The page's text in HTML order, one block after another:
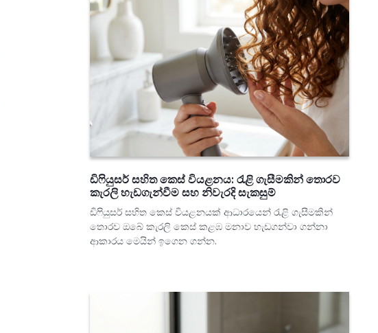
ඩිෆියුසර් සහිත කෙස් වියළනය: රැළි ගැසීමකින් තොරව
කැරලි හැඩගැන්වීම සහ නිවැරදි සැකසුම්
ඩිෆියුසර් සහිත කෙස් වියළනයක් ආධාරයෙන් රැළි ගැසීමකින්
තොරව ඔබේ කැරලි කෙස් කළඹ මනාව හැඩගන්වා ගන්නා
ආකාරය මෙයින් ඉගෙන ගන්න.